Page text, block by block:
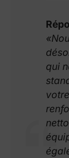
qui